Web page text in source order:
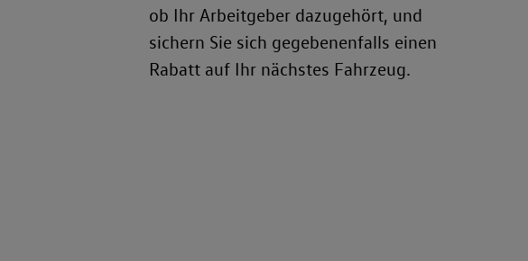
ob Ihr Arbeitgeber dazugehört, und
sichern Sie sich gegebenenfalls einen
Rabatt auf Ihr nächstes Fahrzeug.